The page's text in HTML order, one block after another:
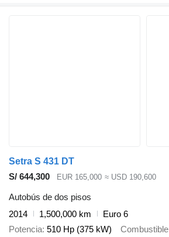
Setra S 431 DT
S/ 644,300
EUR 165,000 ≈ USD 190,600
Autobús de dos pisos
2014
1,500,000 km
Euro 6
Potencia 510 Hp (375 kW) Combustible